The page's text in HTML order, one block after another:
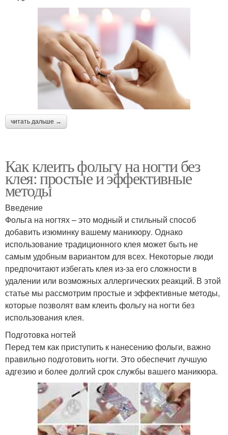
читать дальше →
Как клеить фольгу на ногти без
клея: простые и эффективные
методы
Введение
Фольга на ногтях – это модный и стильный способ
добавить изюминку вашему маникюру. Однако
использование традиционного клея может быть не
самым удобным вариантом для всех. Некоторые люди
предпочитают избегать клея из-за его сложности в
удалении или возможных аллергических реакций. В этой
статье мы рассмотрим простые и эффективные методы,
которые позволят вам клеить фольгу на ногти без
использования клея.
Подготовка ногтей
Перед тем как приступить к нанесению фольги, важно
правильно подготовить ногти. Это обеспечит лучшую
адгезию и более долгий срок службы вашего маникюра.